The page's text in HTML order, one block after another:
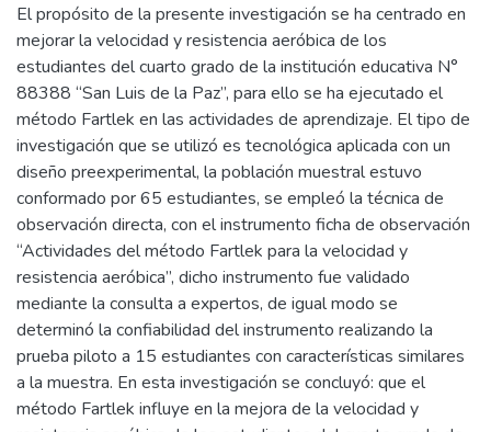
El propósito de la presente investigación se ha centrado en
mejorar la velocidad y resistencia aeróbica de los
estudiantes del cuarto grado de la institución educativa N°
88388 “San Luis de la Paz”, para ello se ha ejecutado el
método Fartlek en las actividades de aprendizaje. El tipo de
investigación que se utilizó es tecnológica aplicada con un
diseño preexperimental, la población muestral estuvo
conformado por 65 estudiantes, se empleó la técnica de
observación directa, con el instrumento ficha de observación
“Actividades del método Fartlek para la velocidad y
resistencia aeróbica”, dicho instrumento fue validado
mediante la consulta a expertos, de igual modo se
determinó la confiabilidad del instrumento realizando la
prueba piloto a 15 estudiantes con características similares
a la muestra. En esta investigación se concluyó: que el
método Fartlek influye en la mejora de la velocidad y